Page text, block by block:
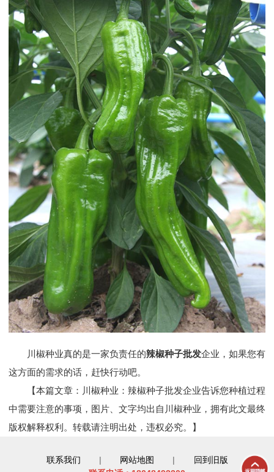
川椒种业真的是一家负责任的辣椒种子批发企业，如果您有
这方面的需求的话，赶快行动吧。
【本篇文章：川椒种业：辣椒种子批发企业告诉您种植过程
中需要注意的事项，图片、文字均出自川椒种业，拥有此文最终
版权解释权利。转载请注明出处，违权必究。】
联系我们 | 网站地图 |
回到旧版